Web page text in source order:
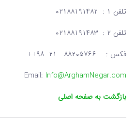
تلفن ۱ : ۰۲۱۸۸۱۹۱۴۸۲
تلفن ۲ : ۰۲۱۸۸۱۹۱۴۸۳
فکس : ۸۸۲۰۵۷۶۶ ۲۱ ۹۸++
Email: Info@ArghamNegar.com
بازگشت به صفحه اصلی